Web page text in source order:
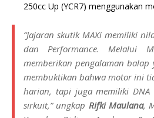
250cc Up (YCR7) menggunakan
“Jajaran skutik MAXi memiliki
danPerformance. Melalui
memberikan pengalaman balap
membuktikan bahwa motor ini
harian, tapi juga memiliki
sirkuit,” ungkap Rifki Maulana,